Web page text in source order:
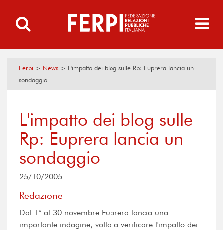
Ferpi > News > L'impatto dei blog sulle Rp: Euprera lancia un
sondaggio
L'impatto dei blog sulle
Rp: Euprera lancia un
sondaggio
25/10/2005
Redazione
Dal 1° al 30 novembre Euprera lancia una
importante indagine, votla a verificare l'impatto dei